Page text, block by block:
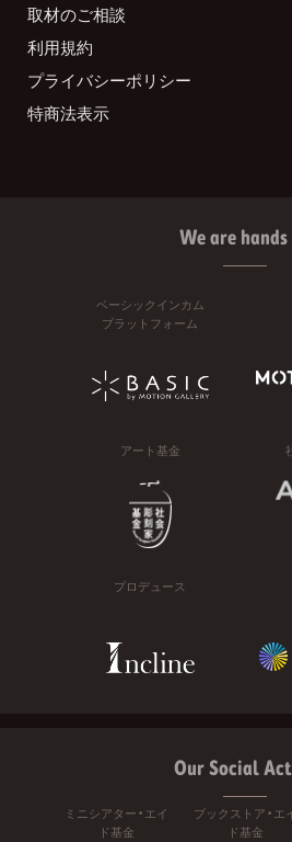
取材のご相談
利用規約
プライバシーポリシー
特商法表示
We are hands
ベーシックインカム
プラットフォーム
アート基金
プロデュース
Our Social
ミニシアター・エイ
ド基金
ブックストア・エ
ド基金